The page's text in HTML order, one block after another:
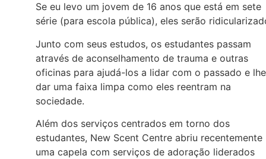
Se eu levo um jovem de 16 anos que está em sete
série (para escola pública), eles serão
Junto com seus estudos, os estudantes passam
através de aconselhamento de trauma e outras
oficinas para ajudá-los a lidar com o passado e
dar uma faixa limpa como eles reentram na
sociedade.
Além dos serviços centrados em torno dos
estudantes, New Scent Centre abriu recentemente
uma capela com serviços de adoração liderados